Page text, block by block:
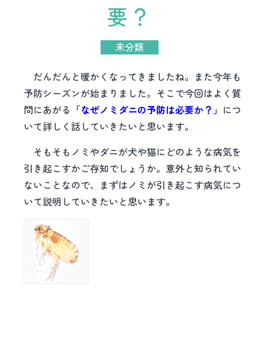
要？
未分類
だんだんと暖かくなってきましたね。また今年も
予防シーズンが始まりました。そこで今回はよく質
問にあがる 「なぜノミダニの予防は必要か？」 につ
いて詳しく話していきたいと思います。
そもそもノミやダニが犬や猫にどのような病気を
引き起こすかご存知でしょうか。意外と知られてい
ないことなので、まずはノミが引き起こす病気につ
いて説明していきたいと思います。